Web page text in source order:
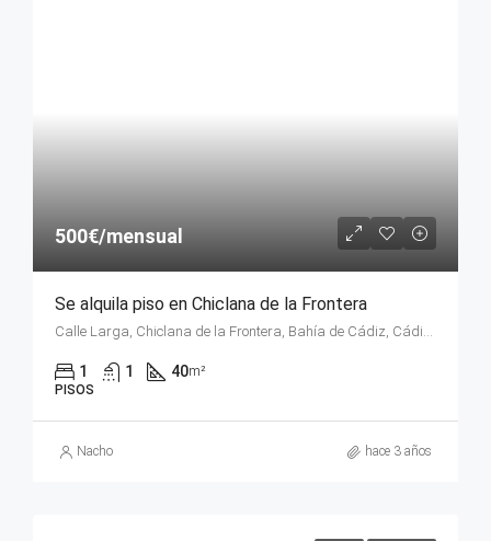
500€/mensual
Se alquila piso en Chiclana de la Frontera
Calle Larga, Chiclana de la Frontera, Bahía de Cádiz, Cádiz, Andalucía, 11130, España
1 1 40m²
PISOS
Nacho hace 3 años